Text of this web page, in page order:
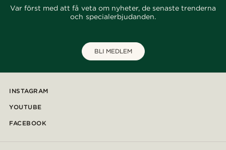
Var först med att få veta om nyheter, de senaste trenderna
och specialerbjudanden.
BLI MEDLEM
INSTAGRAM
YOUTUBE
FACEBOOK